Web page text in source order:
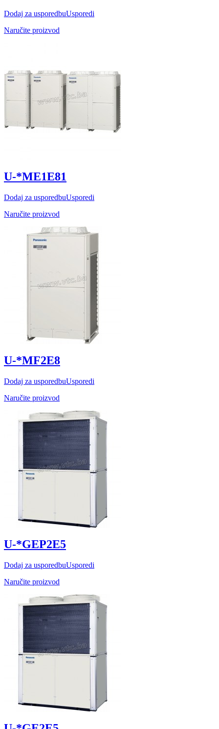
Dodaj za usporedbuUsporedi
Naručite proizvod
U-*ME1E81
Dodaj za usporedbuUsporedi
Naručite proizvod
U-*MF2E8
Dodaj za usporedbuUsporedi
Naručite proizvod
U-*GEP2E5
Dodaj za usporedbuUsporedi
Naručite proizvod